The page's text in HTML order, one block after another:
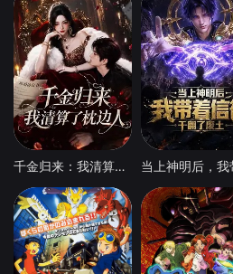
千金归来：我清算了枕边人